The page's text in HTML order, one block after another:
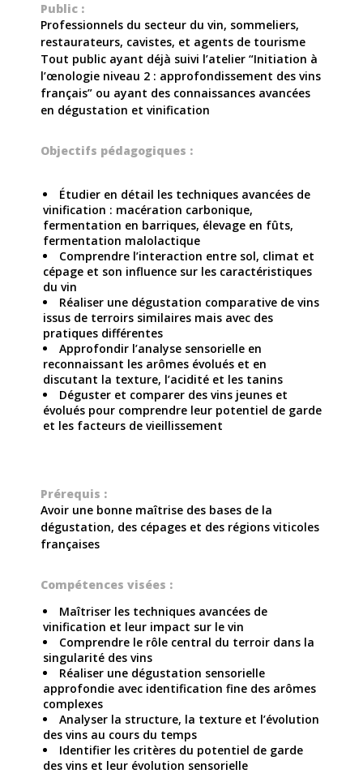
Public :
Professionnels du secteur du vin, sommeliers,
restaurateurs, cavistes, et agents de tourisme
Tout public ayant déjà suivi l’atelier “Initiation à
l’œnologie niveau 2 : approfondissement des vins
français” ou ayant des connaissances avancées
en dégustation et vinification
Objectifs pédagogiques :
Étudier en détail les techniques avancées de
vinification : macération carbonique,
fermentation en barriques, élevage en fûts,
fermentation malolactique
Comprendre l’interaction entre sol, climat et
cépage et son influence sur les caractéristiques
du vin
Réaliser une dégustation comparative de vins
issus de terroirs similaires mais avec des
pratiques différentes
Approfondir l’analyse sensorielle en
reconnaissant les arômes évolués et en
discutant la texture, l’acidité et les tanins
Déguster et comparer des vins jeunes et
évolués pour comprendre leur potentiel de garde
et les facteurs de vieillissement
Prérequis :
Avoir une bonne maîtrise des bases de la
dégustation, des cépages et des régions viticoles
françaises
Compétences visées :
Maîtriser les techniques avancées de
vinification et leur impact sur le vin
Comprendre le rôle central du terroir dans la
singularité des vins
Réaliser une dégustation sensorielle
approfondie avec identification fine des arômes
complexes
Analyser la structure, la texture et l’évolution
des vins au cours du temps
Identifier les critères du potentiel de garde
des vins et leur évolution sensorielle